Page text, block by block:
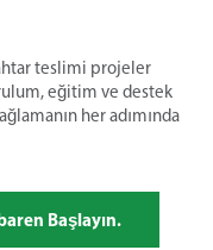
teslimi projeler
eğitim ve destek
her adımında
Başlayın.